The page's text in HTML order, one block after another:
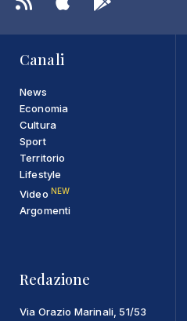
Canali
News
Economia
Cultura
Sport
Territorio
Lifestyle
Video NEW
Argomenti
Redazione
Via Orazio Marinali, 51/53